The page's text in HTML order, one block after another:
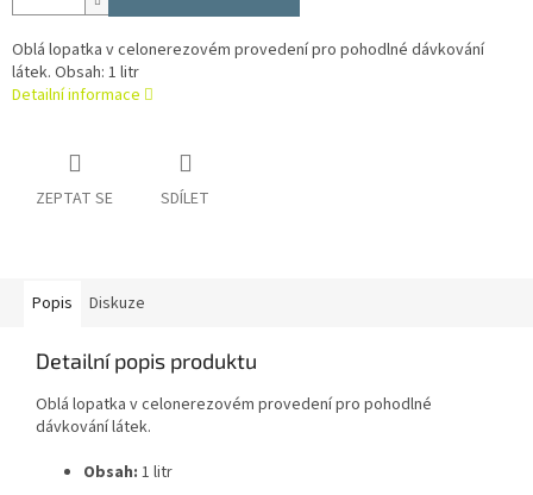
Oblá lopatka v celonerezovém provedení pro pohodlné dávkování
látek. Obsah: 1 litr
Detailní informace
ZEPTAT SE SDÍLET
Popis Diskuze
Detailní popis produktu
Oblá lopatka v celonerezovém provedení pro pohodlné
dávkování látek.
Obsah: 1 litr